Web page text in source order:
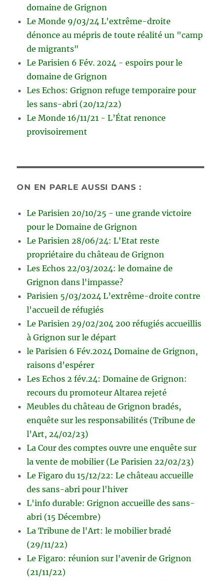
domaine de Grignon
Le Monde 9/03/24 L'extrême-droite
dénonce au mépris de toute réalité un "camp
de migrants"
Le Parisien 6 Fév. 2024 - espoirs pour le
domaine de Grignon
Les Echos: Grignon refuge temporaire pour
les sans-abri (20/12/22)
Le Monde 16/11/21 - L’État renonce
provisoirement
ON EN PARLE AUSSI DANS :
Le Parisien 20/10/25 - une grande victoire
pour le Domaine de Grignon
Le Parisien 28/06/24: L'Etat reste
propriétaire du château de Grignon
Les Echos 22/03/2024: le domaine de
Grignon dans l'impasse?
Parisien 5/03/2024 L’extrême-droite contre
l'accueil de réfugiés
Le Parisien 29/02/204 200 réfugiés accueillis
à Grignon sur le départ
le Parisien 6 Fév.2024 Domaine de Grignon,
raisons d'espérer
Les Echos 2 fév.24: Domaine de Grignon:
recours du promoteur Altarea rejeté
Meubles du château de Grignon bradés,
enquête sur les responsabilités (Tribune de
l'Art, 24/02/23)
La Cour des comptes ouvre une enquête sur
la vente de mobilier (Le Parisien 22/02/23)
Le Figaro du 15/12/22: Le château accueille
des sans-abri pour l'hiver
L'info durable: Grignon accueille des sans-
abri (15 Décembre)
La Tribune de l'Art: le mobilier bradé
(29/11/22)
Le Figaro: réunion sur l'avenir de Grignon
(21/11/22)